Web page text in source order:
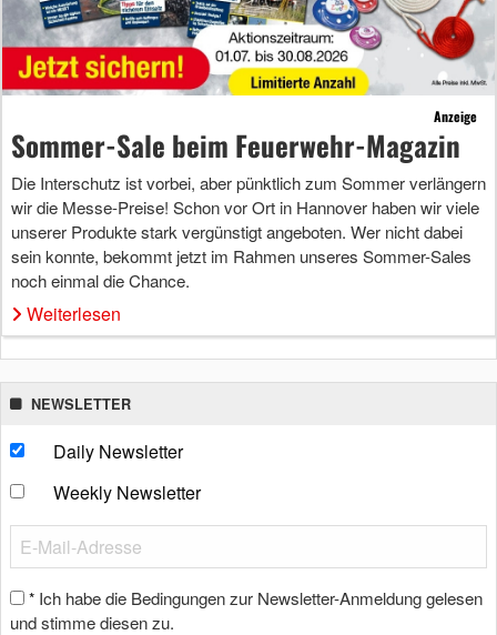
Anzeige
Sommer-Sale beim Feuerwehr-Magazin
Die Interschutz ist vorbei, aber pünktlich zum Sommer verlängern
wir die Messe-Preise! Schon vor Ort in Hannover haben wir viele
unserer Produkte stark vergünstigt angeboten. Wer nicht dabei
sein konnte, bekommt jetzt im Rahmen unseres Sommer-Sales
noch einmal die Chance.
Weiterlesen
NEWSLETTER
Daily Newsletter
Weekly Newsletter
* Ich habe die Bedingungen zur Newsletter-Anmeldung gelesen
und stimme diesen zu.